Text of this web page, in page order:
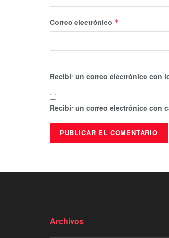
Correo electrónico *
Recibir un correo electrónico con
Recibir un correo electrónico con
Archivos